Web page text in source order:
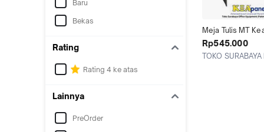
Baru
Bekas
Rating
Rating 4 ke atas
Lainnya
PreOrder
Meja Tulis MT
JATI Meja Kerja
biro Meja Belajar
Rp545.000
TOKO SURABAYA